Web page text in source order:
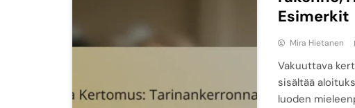
Esimerkit
Mira Hietanen
Vakuuttava
sisältää
luoden